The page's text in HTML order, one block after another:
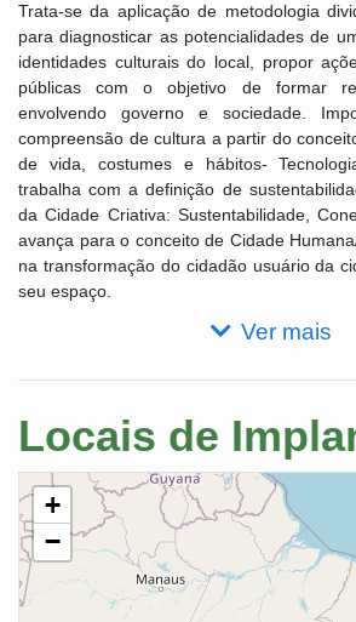
Trata-se da aplicação de metodologia
para diagnosticar as potencialidades de
identidades culturais do local, propor
públicas com o objetivo de formar
envolvendo governo e sociedade.
compreensão de cultura a partir do
de vida, costumes e hábitos-
trabalha com a definição de
da Cidade Criativa: Sustentabilidade,
avança para o conceito de Cidade
na transformação do cidadão usuário da
seu espaço.
Ver mais
Locais de
+
−